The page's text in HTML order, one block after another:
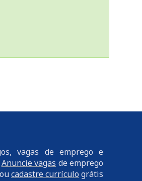
vagas de emprego e
Anuncie vagas de emprego
cadastre currículo grátis